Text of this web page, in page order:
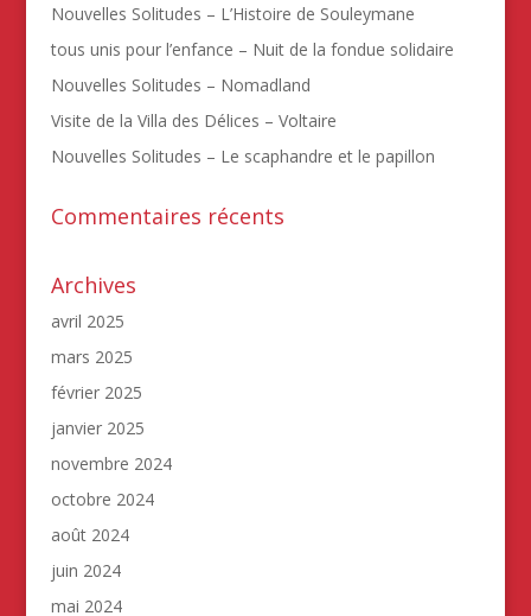
Nouvelles Solitudes – L’Histoire de Souleymane
tous unis pour l’enfance – Nuit de la fondue solidaire
Nouvelles Solitudes – Nomadland
Visite de la Villa des Délices – Voltaire
Nouvelles Solitudes – Le scaphandre et le papillon
Commentaires récents
Archives
avril 2025
mars 2025
février 2025
janvier 2025
novembre 2024
octobre 2024
août 2024
juin 2024
mai 2024